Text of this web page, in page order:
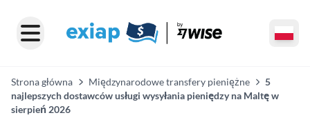
Strona główna Międzynarodowe transfery pieniężne
5
najlepszych dostawców usługi wysyłania pieniędzy na Maltę w
sierpień 2026